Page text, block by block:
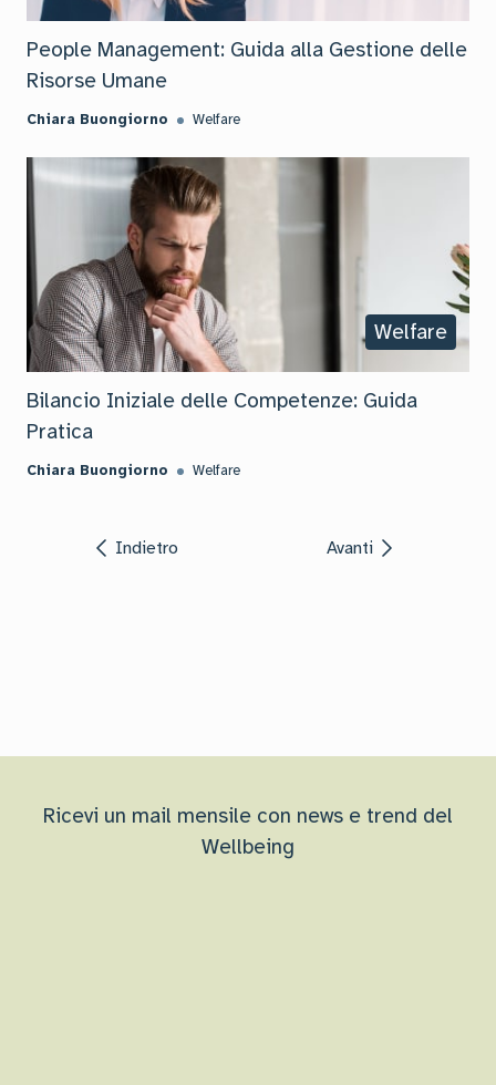
People Management: Guida alla Gestione delle
Risorse Umane
Chiara Buongiorno Welfare
Welfare
Bilancio Iniziale delle Competenze: Guida
Pratica
Chiara Buongiorno Welfare
Indietro Avanti
Ricevi un mail mensile con news e trend del
Wellbeing